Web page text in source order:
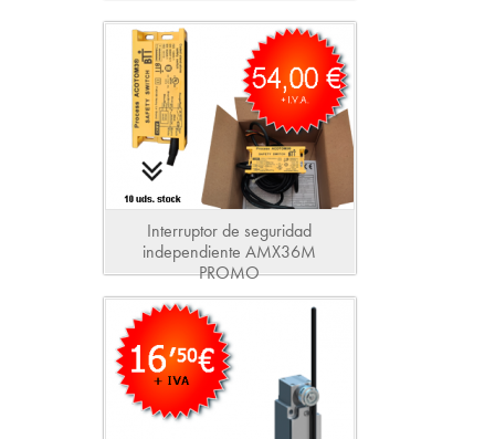
Interruptor de seguridad
independiente AMX36M
PROMO